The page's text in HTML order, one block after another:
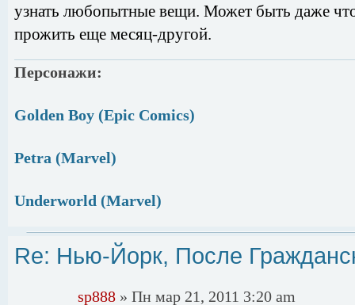
узнать любопытные вещи. Может быть даже
прожить еще месяц-другой.
Персонажи:
Golden Boy (Epic Comics)
Petra (Marvel)
Underworld (Marvel)
Re: Нью-Йорк, После
sp888 » Пн мар 21, 2011 3:20 am